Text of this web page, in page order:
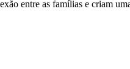
entre as famílias e criam